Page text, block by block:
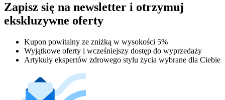
Zapisz się na newsletter i otrzymuj
ekskluzywne oferty
Kupon powitalny ze zniżką w wysokości 5%
Wyjątkowe oferty i wcześniejszy dostęp do wyprzedaży
Artykuły ekspertów zdrowego stylu życia wybrane dla Ciebie